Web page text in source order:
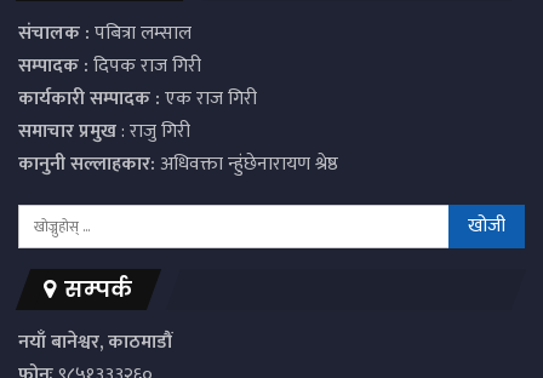
संचालक :पबित्रा लम्साल
सम्पादक :दिपक राज गिरी
कार्यकारी सम्पादक :एक राज गिरी
समाचार प्रमुख: राजु गिरी
कानुनी सल्लाहकार:अधिवक्ता न्हुंछेनारायण श्रेष्ठ
सम्पर्क
नयाँ बानेश्वर, काठमाडौं